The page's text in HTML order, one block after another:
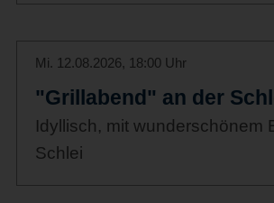
Mi. 12.08.2026, 18:00 Uhr
"Grillabend" an der
Idyllisch, mit wunderschönem
Schlei